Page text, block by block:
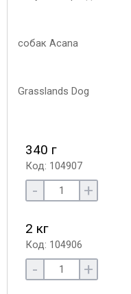
340 г
Код: 104907
- +
2 кг
Код: 104906
- +